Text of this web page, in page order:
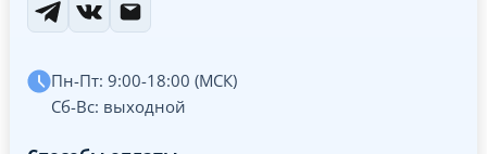
Пн-Пт: 9:00-18:00 (МСК)
Сб-Вс: выходной